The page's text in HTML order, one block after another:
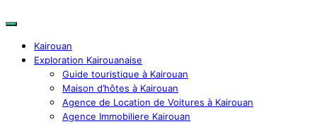
Kairouan
Exploration Kairouanaise
Guide touristique à Kairouan
Maison d’hôtes à Kairouan
Agence de Location de Voitures à Kairouan
Agence Immobiliere Kairouan